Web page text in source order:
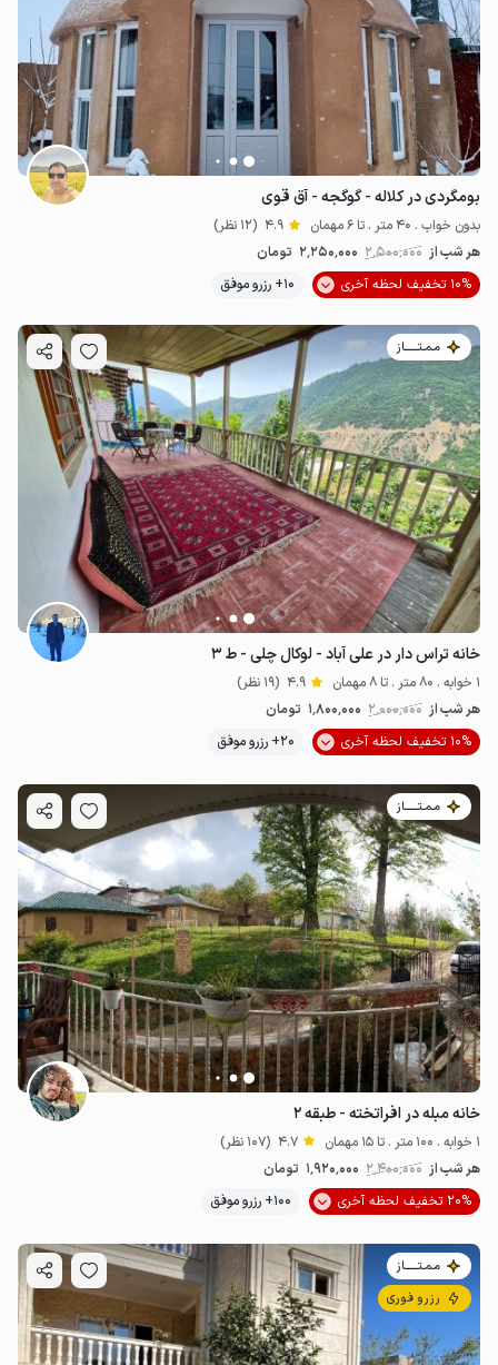
بومگردی در کلاله - گوگجه - آق قوی
بدون خواب . 40 متر . تا 6 مهمان 4.9 (12 نظر)
هر شب از 2٬500٬000 2٬250٬000 تومان
10% تخفیف لحظه آخری
10+ رزرو موفق
مـمـتــــــاز
خانه تراس دار در علی آباد - لوکال چلی - ط ۳
1 خوابه . 80 متر . تا 8 مهمان 4.9 (19 نظر)
هر شب از 2٬000٬000 1٬800٬000 تومان
10% تخفیف لحظه آخری
20+ رزرو موفق
مـمـتــــــاز
خانه مبله در افراتخته - طبقه ۲
1 خوابه . 100 متر . تا 15 مهمان 4.7 (107 نظر)
هر شب از 2٬400٬000 1٬920٬000 تومان
20% تخفیف لحظه آخری
100+ رزرو موفق
مـمـتــــــاز
رزرو فوری